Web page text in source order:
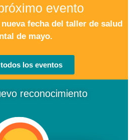
evento
fecha del taller de salud
de mayo.
los eventos
reconocimiento